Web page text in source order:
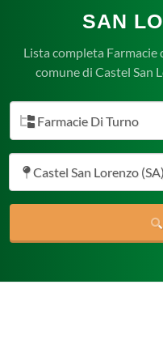
SAN
Lista completa
comune di Castel San
Farmacie Di Turno
Castel San Lorenzo (SA)